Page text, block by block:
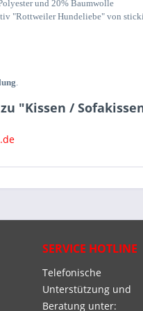
und 20% Baumwolle
"Rottweiler Hundeliebe" von
.
"Kissen /
SERVICE HOTLINE
Telefonische
Unterstützung und
Beratung unter: